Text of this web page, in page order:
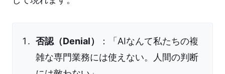
否認（Denial）
：「AIなんて私たちの複
雑な専門業務には使えない。人間の判断